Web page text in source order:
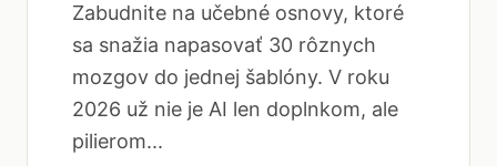
Zabudnite na učebné osnovy, ktoré
sa snažia napasovať 30 rôznych
mozgov do jednej šablóny. V roku
2026 už nie je AI len doplnkom, ale
pilierom...